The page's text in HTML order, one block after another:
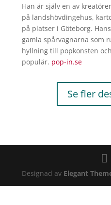
Han är själv en av
på landshövdingehus,
på platser i Göteborg.
gamla spårvagnarna som
hyllning till popkonsten
populär. pop-in.se
Se fler
Designad av Elegant